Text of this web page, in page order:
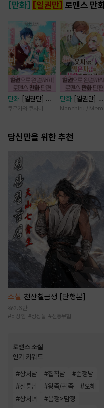
[만화] [일권만] 로맨스 만
만화
[일권만] 내
게 간섭하지 않겠
바라봅니다 [단행
쿠로카와 쿠사비
만화
[일권만] 웃
지 않는 약혼자님
습니다 [단행본]
Nanohiru /
당신만을 위한 추천
소설 천산칠금생 [단행본]
2.6만
#비장함 #성장물 #전통무협
로맨스 소설
인기 키워드
#상처남 #집착남 #순정남
#절륜남 #왕족/귀족 #오해
#상처녀 #몸정>맘정